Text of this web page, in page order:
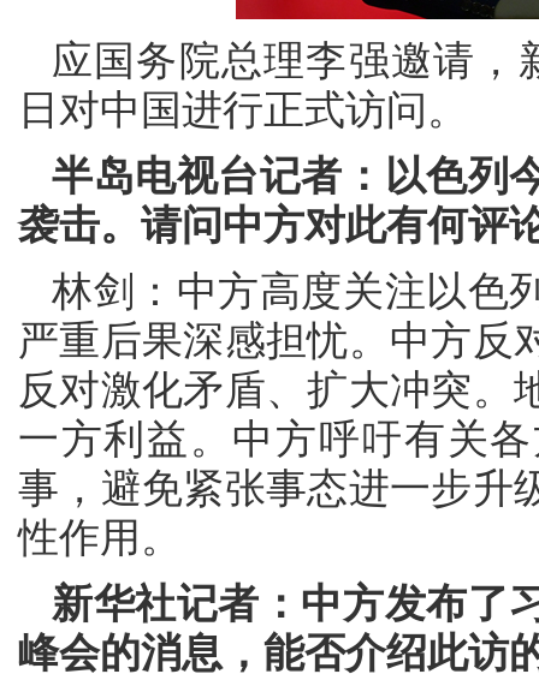
应国务院总理李强邀请，
日对中国进行正式访问。
半岛电视台记者：以色列
袭击。请问中方对此有何评
林剑：中方高度关注以色
严重后果深感担忧。中方反
反对激化矛盾、扩大冲突。
一方利益。中方呼吁有关
事，避免紧张事态进一步升
性作用。
新华社记者：中方发布了
峰会的消息，能否介绍此访